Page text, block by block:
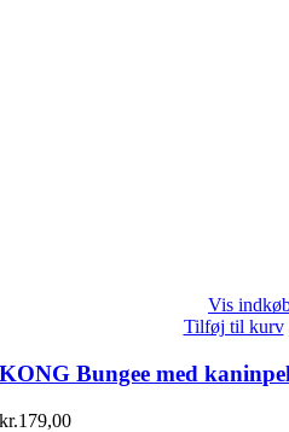
Vis
Tilføj til kurv
KONG Bungee med
kr.179,00